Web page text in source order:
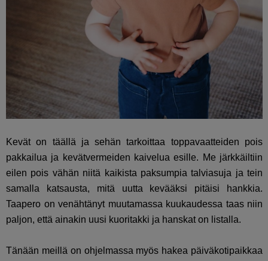
Kevät on täällä ja sehän tarkoittaa toppavaatteiden pois
pakkailua ja kevätvermeiden kaivelua esille. Me järkkäiltiin
eilen pois vähän niitä kaikista paksumpia talviasuja ja tein
samalla katsausta, mitä uutta kevääksi pitäisi hankkia.
Taapero on venähtänyt muutamassa kuukaudessa taas niin
paljon, että ainakin uusi kuoritakki ja hanskat on listalla.
Tänään meillä on ohjelmassa myös hakea päiväkotipaikkaa